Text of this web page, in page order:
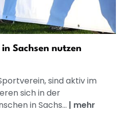
Sachsen nutzen
sind aktiv im
sich in der
in Sachs... | mehr